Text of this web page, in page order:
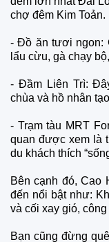
chợ đêm Kim Toản.
- Đồ ăn tươi ngon:
lẩu cừu, gà chạy
- Đầm Liên Trì:
chùa và hồ nhân
- Trạm tàu MRT
quan được xem là
du khách thích
Bên cạnh đó, Cao
đến nổi bật như:
và cối xay gió,
Bạn cũng đừng